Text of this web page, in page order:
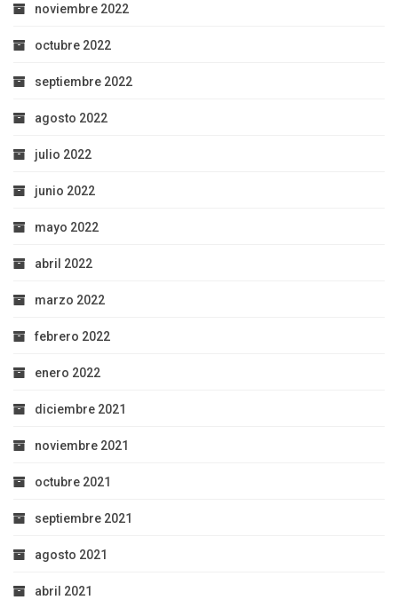
noviembre 2022
octubre 2022
septiembre 2022
agosto 2022
julio 2022
junio 2022
mayo 2022
abril 2022
marzo 2022
febrero 2022
enero 2022
diciembre 2021
noviembre 2021
octubre 2021
septiembre 2021
agosto 2021
abril 2021